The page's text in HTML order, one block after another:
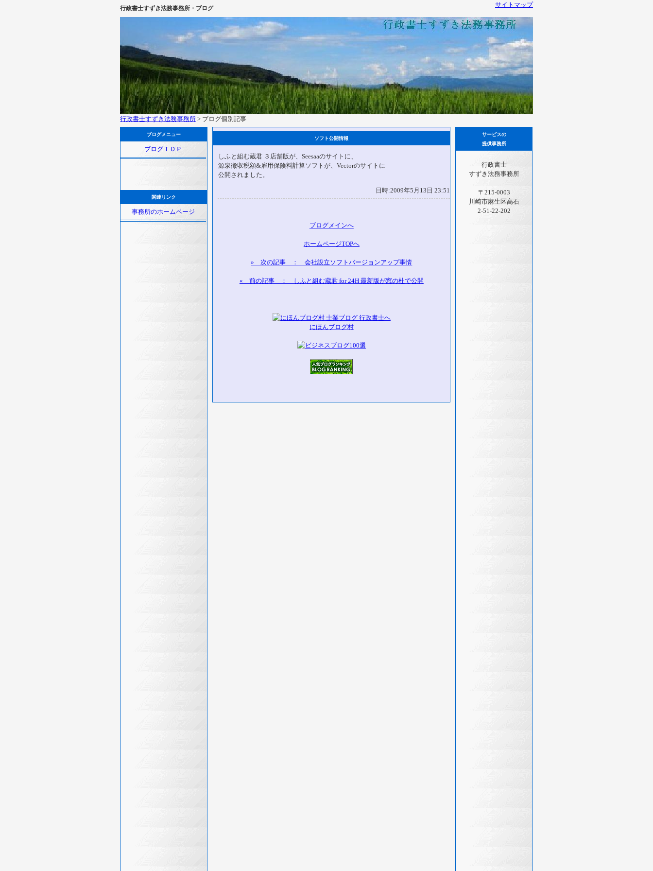
行政書士すずき法務事務所・ブログ
サイトマップ
行政書士すずき法務事務所 > ブログ個別記事
ブログメニュー
ブログＴＯＰ
関連リンク
事務所のホームページ
ソフト公開情報
しふと組む蔵君 ３店舗版が、Seesaaのサイトに、
源泉徴収税額&雇用保険料計算ソフトが、Vectorのサイトに
公開されました。
日時:2009年5月13日 23:51
ブログメインへ
ホームページTOPへ
» 次の記事 ： 会社設立ソフトバージョンアップ事情
« 前の記事 ： しふと組む蔵君 for 24H 最新版が窓の杜で公開
にほんブログ村
サービスの
提供事務所
行政書士
すずき法務事務所
〒215-0003
川崎市麻生区高石
2-51-22-202